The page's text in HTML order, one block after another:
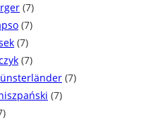
(7)
(7)
(7)
(7)
(7)
(7)